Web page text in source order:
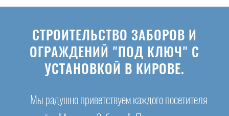
СТРОИТЕЛЬСТВО ЗАБОРОВ И
ОГРАЖДЕНИЙ "ПОД КЛЮЧ" С
УСТАНОВКОЙ В КИРОВЕ.
Мы радушно приветствуем каждого посетителя